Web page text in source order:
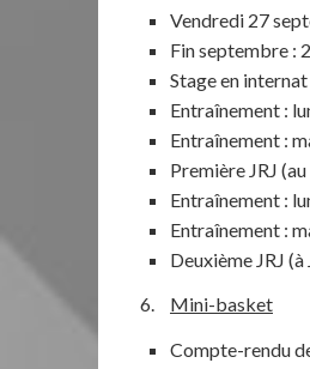
Vendredi 27
Fin septembre :
Stage en
Entraînement :
Entraînement :
Première JRJ
Entraînement :
Entraînement :
Deuxième JRJ
Mini-basket
Compte-rendu